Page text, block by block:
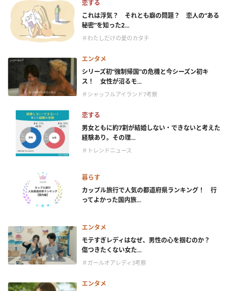
恋する
これは浮気？ それとも癖の問題？ 恋人の“ある
秘密”を知った2...
＃わたしだけの愛のカタチ
エンタメ
シリーズ初“強制帰国”の危機と今シーズン初キ
ス！ 女性が沼るモ...
＃シャッフルアイランド7考察
恋する
男女ともに約7割が結婚しない・できないと考えた
経験あり。その理...
＃トレンドニュース
暮らす
カップル旅行で人気の都道府県ランキング！ 行
ってよかった国内旅...
エンタメ
モテすぎレディはなぜ、男性の心を掴むのか？
傷つきたくない女た...
＃ガールオアレディ3考察
エンタメ